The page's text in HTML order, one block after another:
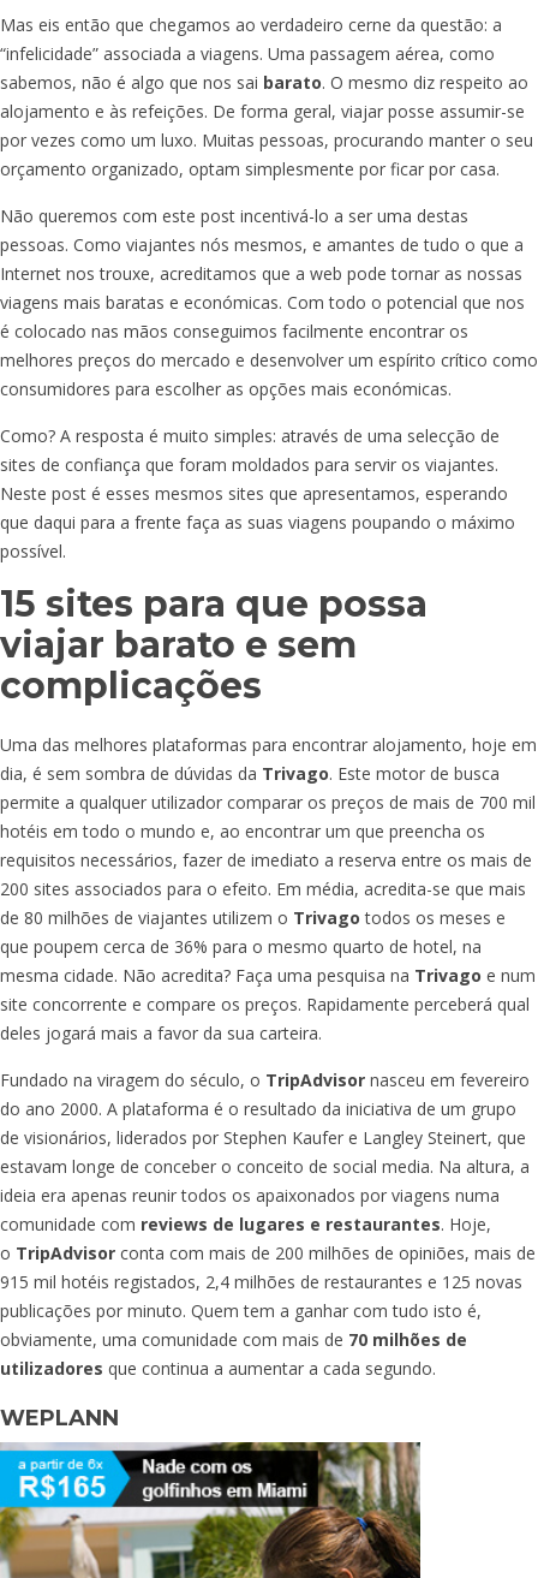
Mas eis então que chegamos ao verdadeiro cerne da questão: a
“infelicidade” associada a viagens. Uma passagem aérea, como
sabemos, não é algo que nos sai barato. O mesmo diz respeito ao
alojamento e às refeições. De forma geral, viajar posse assumir-se
por vezes como um luxo. Muitas pessoas, procurando manter o seu
orçamento organizado, optam simplesmente por ficar por casa.
Não queremos com este post incentivá-lo a ser uma destas
pessoas. Como viajantes nós mesmos, e amantes de tudo o que a
Internet nos trouxe, acreditamos que a web pode tornar as nossas
viagens mais baratas e económicas. Com todo o potencial que nos
é colocado nas mãos conseguimos facilmente encontrar os
melhores preços do mercado e desenvolver um espírito crítico como
consumidores para escolher as opções mais económicas.
Como? A resposta é muito simples: através de uma selecção de
sites de confiança que foram moldados para servir os viajantes.
Neste post é esses mesmos sites que apresentamos, esperando
que daqui para a frente faça as suas viagens poupando o máximo
possível.
15 sites para que possa
viajar barato e sem
complicações
Uma das melhores plataformas para encontrar alojamento, hoje em
dia, é sem sombra de dúvidas da Trivago. Este motor de busca
permite a qualquer utilizador comparar os preços de mais de 700 mil
hotéis em todo o mundo e, ao encontrar um que preencha os
requisitos necessários, fazer de imediato a reserva entre os mais de
200 sites associados para o efeito. Em média, acredita-se que mais
de 80 milhões de viajantes utilizem o Trivago todos os meses e
que poupem cerca de 36% para o mesmo quarto de hotel, na
mesma cidade. Não acredita? Faça uma pesquisa na Trivago e num
site concorrente e compare os preços. Rapidamente perceberá qual
deles jogará mais a favor da sua carteira.
Fundado na viragem do século, o TripAdvisor nasceu em fevereiro
do ano 2000. A plataforma é o resultado da iniciativa de um grupo
de visionários, liderados por Stephen Kaufer e Langley Steinert, que
estavam longe de conceber o conceito de social media. Na altura, a
ideia era apenas reunir todos os apaixonados por viagens numa
comunidade com reviews de lugares e restaurantes. Hoje,
o TripAdvisor conta com mais de 200 milhões de opiniões, mais de
915 mil hotéis registados, 2,4 milhões de restaurantes e 125 novas
publicações por minuto. Quem tem a ganhar com tudo isto é,
obviamente, uma comunidade com mais de 70 milhões de
utilizadores que continua a aumentar a cada segundo.
WEPLANN